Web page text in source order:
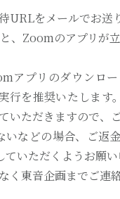
URLをメールでお送
、Zoomのアプリが立
プリのダウンロー
を推奨いたします
ただきますので、
などの場合、ご返
いただくようお願い
東音企画までご連絡